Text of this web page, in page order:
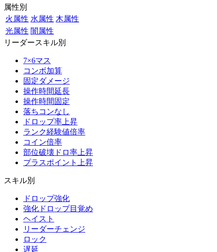
属性別
火属性 水属性 木属性
光属性 闇属性
リーダースキル別
7×6マス
コンボ加算
固定ダメージ
操作時間延長
操作時間固定
落ちコンなし
ドロップ率上昇
ランク経験値倍率
コイン倍率
部位破壊ドロ率上昇
プラスポイント上昇
スキル別
ドロップ強化
強化ドロップ目覚め
ヘイスト
リーダーチェンジ
ロック
遅延